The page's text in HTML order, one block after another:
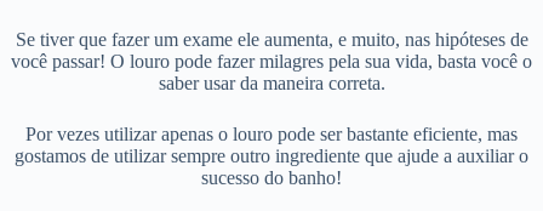
Se tiver que fazer um exame ele aumenta, e muito, nas hipóteses de
você passar! O louro pode fazer milagres pela sua vida, basta você o
saber usar da maneira correta.
Por vezes utilizar apenas o louro pode ser bastante eficiente, mas
gostamos de utilizar sempre outro ingrediente que ajude a auxiliar o
sucesso do banho!